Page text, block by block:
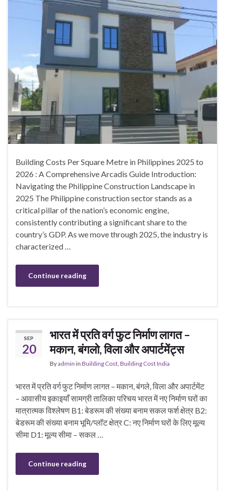
Building Costs Per Square Metre in Philippines 2025 to
2026 : A Comprehensive Arcadis Guide Introduction:
Navigating the Philippine Construction Landscape in
2025 The Philippine construction sector stands as a
critical pillar of the nation’s economic engine,
consistently contributing a significant share to the
country’s GDP. As we move through 2025, the industry is
characterized …
Continue reading
SEP
20
भारत में प्रति वर्ग फुट निर्माण लागत –
मकान, बंगलो, विला और अपार्टमेंट्स
Byadmin in Building Cost Building Cost India
भारत में प्रति वर्ग फुट निर्माण लागत – मकान, बंगले, विला और अपार्टमेंट
– आवासीय इकाइयाँ सामग्री तालिका परिचय भारत में नए निर्माण घरों का
मात्रात्मक विश्लेषण B1: बेडरूम की संख्या बनाम सकल फर्श क्षेत्र B2:
बेडरूम की संख्या बनाम भूमि/प्लॉट क्षेत्र C: नए निर्माण घरों के लिए मूल्य
सीमा D1: मूल्य सीमा – सकल …
Continue reading